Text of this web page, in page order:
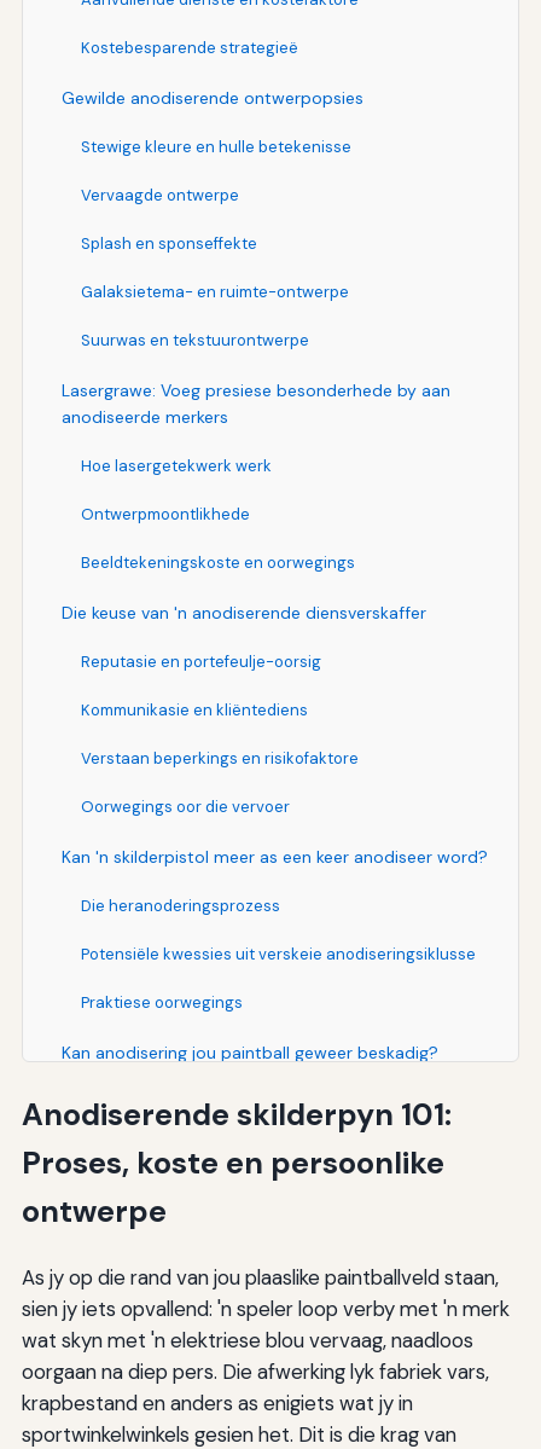
Kostebesparende strategieë
Gewilde anodiserende ontwerpopsies
Stewige kleure en hulle betekenisse
Vervaagde ontwerpe
Splash en sponseffekte
Galaksietema- en ruimte-ontwerpe
Suurwas en tekstuurontwerpe
Lasergrawe: Voeg presiese besonderhede by aan
anodiseerde merkers
Hoe lasergetekwerk werk
Ontwerpmoontlikhede
Beeldtekeningskoste en oorwegings
Die keuse van 'n anodiserende diensverskaffer
Reputasie en portefeulje-oorsig
Kommunikasie en kliëntediens
Verstaan beperkings en risikofaktore
Oorwegings oor die vervoer
Kan 'n skilderpistol meer as een keer anodiseer word?
Die heranoderingsprozess
Potensiële kwessies uit verskeie anodiseringsiklusse
Praktiese oorwegings
Kan anodisering jou paintball geweer beskadig?
Potensiële skade as gevolg van swak kwaliteit
anodisering
Beskerming teen skade
Versekering en beroep
Verdere hulpbronne en voortgesette navorsing
Afsluiting: Is anodisering reg vir jou skildery?
Anodiserende skilderpyn 101:
Proses, koste en persoonlike
ontwerpe
As jy op die rand van jou plaaslike paintballveld staan,
sien jy iets opvallend: 'n speler loop verby met 'n merk
wat skyn met 'n elektriese blou vervaag, naadloos
oorgaan na diep pers. Die afwerking lyk fabriek vars,
krapbestand en anders as enigiets wat jy in
sportwinkelwinkels gesien het. Dit is die krag van